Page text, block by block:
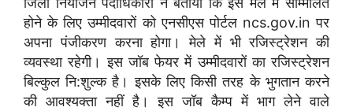
होने के लिए उम्मीदवारों को एनसीएस पोर्टल ncs.gov.in पर
अपना पंजीकरण करना होगा। मेले में भी रजिस्ट्रेशन की
व्यवस्था रहेगी। इस जॉब फेयर में उम्मीदवारों का रजिस्ट्रेशन
बिल्कुल नि:शुल्क है। इसके लिए किसी तरह के भुगतान करने
की आवश्यक्ता नहीं है। इस जॉब कैम्प में भाग लेने वाले